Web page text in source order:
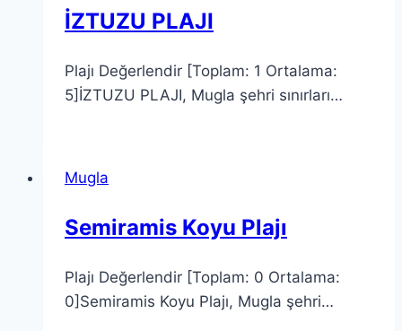
İZTUZU PLAJI
Plajı Değerlendir [Toplam: 1 Ortalama:
5]İZTUZU PLAJI, Mugla şehri sınırları…
Mugla
Semiramis Koyu Plajı
Plajı Değerlendir [Toplam: 0 Ortalama:
0]Semiramis Koyu Plajı, Mugla şehri…